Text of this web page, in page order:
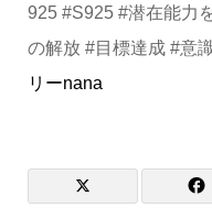
925 #S925 #潜在能力
の解放 #目標達成 #意
リーnana